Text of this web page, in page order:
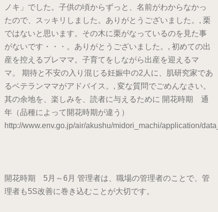
ノキ」でした。子供の頃からずっと、名前がわからなかっ
たので、スッキリしました。ありがとうございました。, 栗
ではないと思います。その木に栗がなっているのを見た事
がないです・・・。ありがとうございました。, 初めての出
産を控えるプレママ。子育てをしながら出産を迎えるマ
マ。 期待と不安の入り混じる妊娠中の2人に、肌研究家であ
るベテランママがアドバイス。, 変な質問でごめんなさい。
其の余地を、楽しみを、読者に与えるために 開花時期 通
年（品種によって開花時期が違う）
http://www.env.go.jp/air/akushu/midori_machi/application/
開花時期 5月～6月 管理者は、職場の管理者のことで、管
理者も5S改善に巻き込むことが大切です。